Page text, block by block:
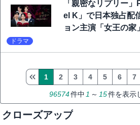
「親密なリプリー
el K」で日本独占配
ョン主演「女王の家
ドラマ
96574件中 1 ～ 15件を表示
1 2 3 4 5 6 7
クローズアップ